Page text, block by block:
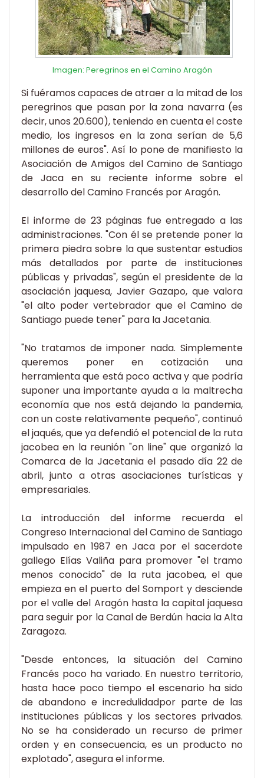
Imagen: Peregrinos en el Camino Aragón
Si fuéramos capaces de atraer a la mitad de los
peregrinos que pasan por la zona navarra (es
decir, unos 20.600), teniendo en cuenta el coste
medio, los ingresos en la zona serían de 5,6
millones de euros". Así lo pone de manifiesto la
Asociación de Amigos del Camino de Santiago
de Jaca en su reciente informe sobre el
desarrollo del Camino Francés por Aragón.
El informe de 23 páginas fue entregado a las
administraciones. "Con él se pretende poner la
primera piedra sobre la que sustentar estudios
más detallados por parte de instituciones
públicas y privadas", según el presidente de la
asociación jaquesa, Javier Gazapo, que valora
"el alto poder vertebrador que el Camino de
Santiago puede tener" para la Jacetania.
"No tratamos de imponer nada. Simplemente
queremos poner en cotización una
herramienta que está poco activa y que podría
suponer una importante ayuda a la maltrecha
economía que nos está dejando la pandemia,
con un coste relativamente pequeño", continuó
el jaqués, que ya defendió el potencial de la ruta
jacobea en la reunión "on line" que organizó la
Comarca de la Jacetania el pasado día 22 de
abril, junto a otras asociaciones turísticas y
empresariales.
La introducción del informe recuerda el
Congreso Internacional del Camino de Santiago
impulsado en 1987 en Jaca por el sacerdote
gallego Elías Valiña para promover "el tramo
menos conocido" de la ruta jacobea, el que
empieza en el puerto del Somport y desciende
por el valle del Aragón hasta la capital jaquesa
para seguir por la Canal de Berdún hacia la Alta
Zaragoza.
"Desde entonces, la situación del Camino
Francés poco ha variado. En nuestro territorio,
hasta hace poco tiempo el escenario ha sido
de abandono e incredulidadpor parte de las
instituciones públicas y los sectores privados.
No se ha considerado un recurso de primer
orden y en consecuencia, es un producto no
explotado", asegura el informe.